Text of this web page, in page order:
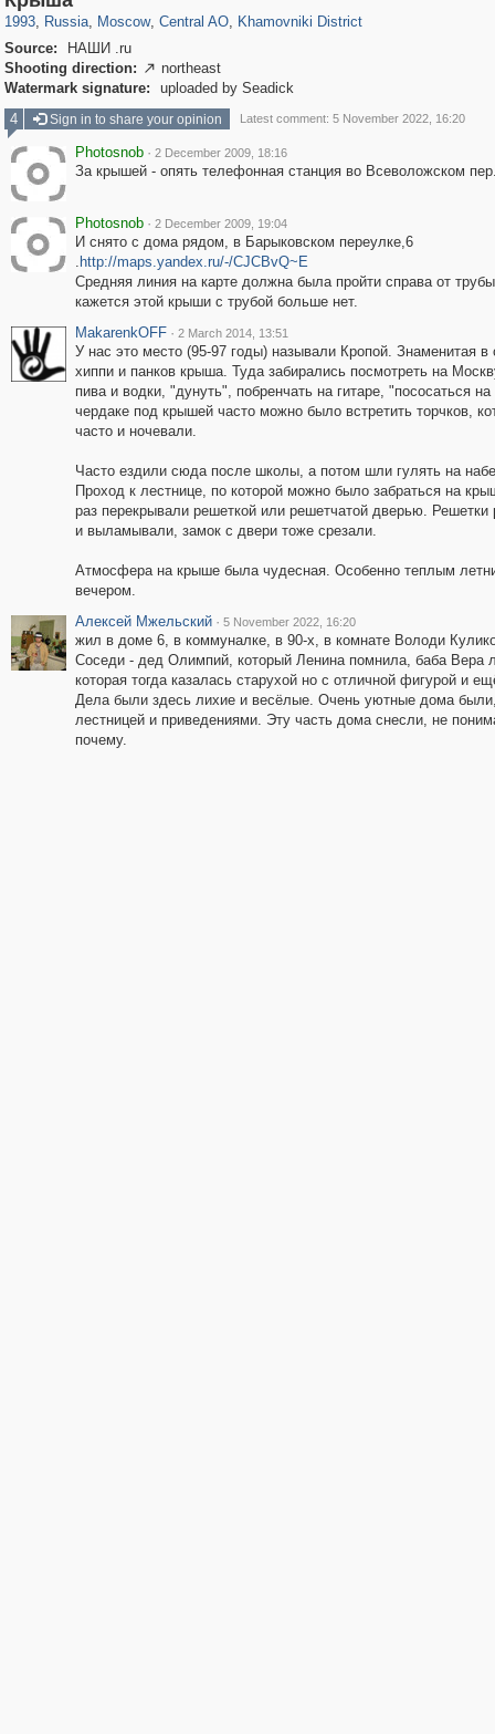
1993, Russia, Moscow, Central AO, Khamovniki District
Source:
НАШИ .ru
Shooting direction:  northeast
Watermark signature:
uploaded by Seadick
4
Sign in to share your opinion Latest comment: 5 November 2022, 16:20
Photosnob · 2 December 2009, 18:16
За крышей - опять телефонная станция во Всеволожском
Photosnob · 2 December 2009, 19:04
И снято с дома рядом, в Барыковском переулке,6
. http://maps.yandex.ru/-/CJCBvQ~E
Средняя линия на карте должна была пройти справа от
кажется этой крыши с трубой больше нет.
MakarenkOFF · 2 March 2014, 13:51
У нас это место (95-97 годы) называли Кропой. Знаменитая в
хиппи и панков крыша. Туда забирались посмотреть на
пива и водки, "дунуть", побренчать на гитаре, "пососаться на
чердаке под крышей часто можно было встретить торчков,
часто и ночевали.
Часто ездили сюда после школы, а потом шли гулять на
Проход к лестнице, по которой можно было забраться на
раз перекрывали решеткой или решетчатой дверью. Решетки
и выламывали, замок с двери тоже срезали.
Атмосфера на крыше была чудесная. Особенно теплым
вечером.
Алексей Мжельский · 5 November 2022, 16:20
жил в доме 6, в коммуналке, в 90-х, в комнате Володи
Соседи - дед Олимпий, который Ленина помнила, баба Вера
которая тогда казалась старухой но с отличной фигурой и
Дела были здесь лихие и весёлые. Очень уютные дома
лестницей и приведениями. Эту часть дома снесли, не
почему.